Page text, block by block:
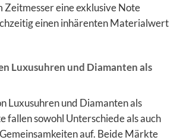
Zeitmesser eine exklusive Note
einen inhärenten Materialwert
Luxusuhren und Diamanten als
Luxusuhren und Diamanten als
fallen sowohl Unterschiede als auch
auf. Beide Märkte